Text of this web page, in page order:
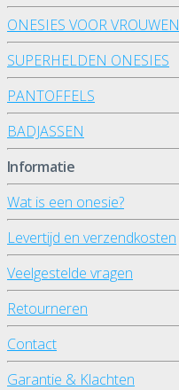
ONESIES VOOR VROUWEN
SUPERHELDEN ONESIES
PANTOFFELS
BADJASSEN
Informatie
Wat is een onesie?
Levertijd en verzendkosten
Veelgestelde vragen
Retourneren
Contact
Garantie & Klachten